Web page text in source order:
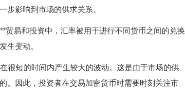
步影响到市场的供求关系。
贸易和投资中，汇率被用于进行不同货币之间的兑换
生变动。
很短的时间内产生较大的波动。这是由于市场的供
。因此，投资者在交易加密货币时需要时刻关注市